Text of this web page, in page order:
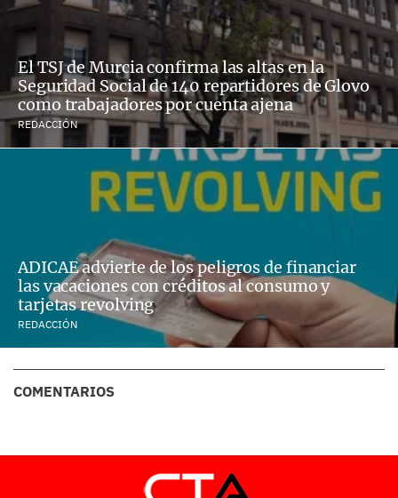
El TSJ de Murcia confirma las altas en la
Seguridad Social de 140 repartidores de Glovo
como trabajadores por cuenta ajena
REDACCIÓN
ADICAE advierte de los peligros de financiar
las vacaciones con créditos al consumo y
tarjetas revolving
REDACCIÓN
COMENTARIOS